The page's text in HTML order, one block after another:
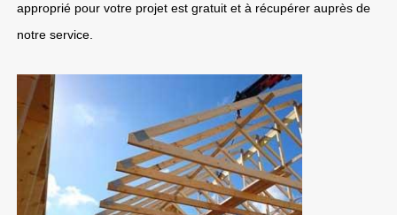
approprié pour votre projet est gratuit et à récupérer auprès de
notre service.